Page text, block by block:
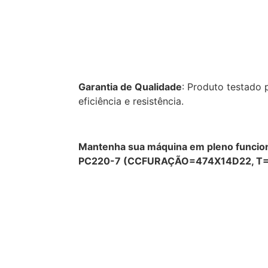
Garantia de Qualidade: Produto testado
eficiência e resistência.
Mantenha sua máquina em pleno
PC220-7 (CCFURAÇÃO=474X14D22,